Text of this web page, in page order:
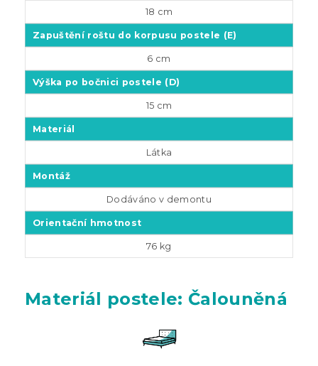
18 cm
Zapuštění roštu do korpusu postele (E)
6 cm
Výška po bočnici postele (D)
15 cm
Materiál
Látka
Montáž
Dodáváno v demontu
Orientační hmotnost
76 kg
Materiál postele: Čalouněná